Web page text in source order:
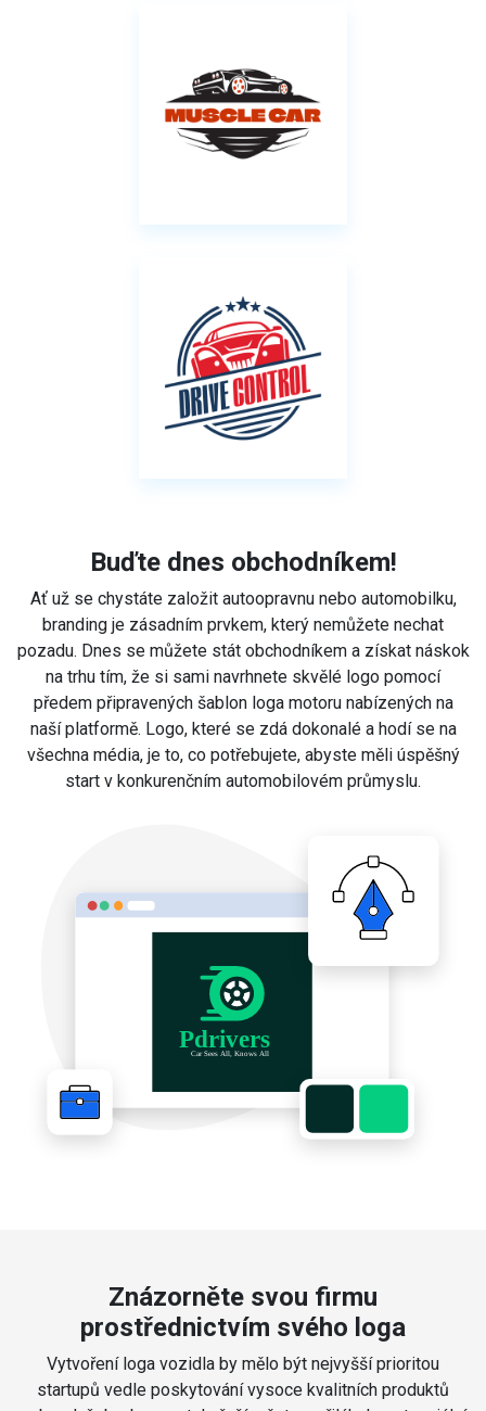
Buďte dnes obchodníkem!
Ať už se chystáte založit autoopravnu nebo automobilku,
branding je zásadním prvkem, který nemůžete nechat
pozadu. Dnes se můžete stát obchodníkem a získat náskok
na trhu tím, že si sami navrhnete skvělé logo pomocí
předem připravených šablon loga motoru nabízených na
naší platformě. Logo, které se zdá dokonalé a hodí se na
všechna média, je to, co potřebujete, abyste měli úspěšný
start v konkurenčním automobilovém průmyslu.
Znázorněte svou firmu
prostřednictvím svého loga
Vytvoření loga vozidla by mělo být nejvyšší prioritou
startupů vedle poskytování vysoce kvalitních produktů